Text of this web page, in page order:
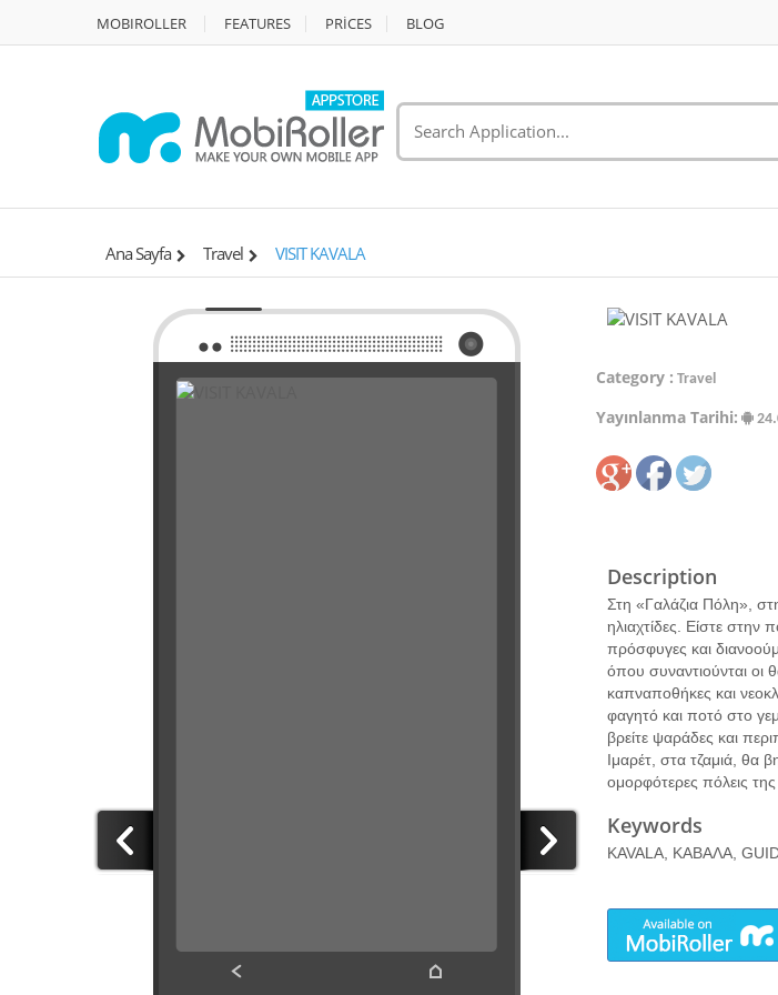
MOBIROLLER FEATURES PRİCES BLOG
Ana Sayfa Travel VISIT KAVALA
Category : Travel
Yayınlanma Tarihi:
Description
Στη «Γαλάζια Πόλη»,
ηλιαχτίδες. Είστε στην
πρόσφυγες και
όπου συναντιούνται οι
καπναποθήκες και
φαγητό και ποτό στο
βρείτε ψαράδες και
Ιμαρέτ, στα τζαμιά, θα
ομορφότερες πόλεις
Keywords
KAVALA, ΚΑΒΑΛΑ,